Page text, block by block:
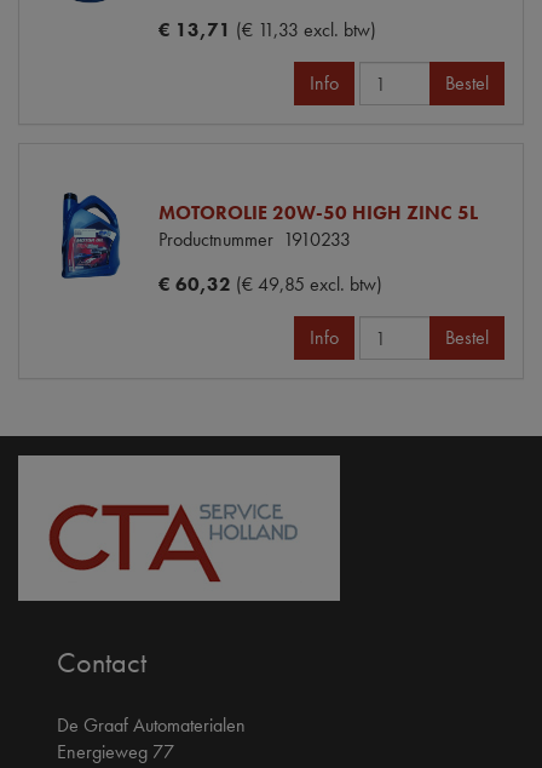
€ 13,71 (€ 11,33 excl. btw)
Info Bestel
MOTOROLIE 20W-50 HIGH ZINC 5L
Productnummer 1910233
€ 60,32 (€ 49,85 excl. btw)
Info Bestel
Contact
De Graaf Automaterialen
Energieweg 77